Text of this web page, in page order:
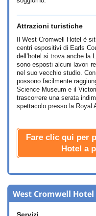
Attrazioni turistiche
Il West Cromwell Hotel è
centri espositivi di Earls
dell’hotel si trova anche la
sono esposti alcuni lavori
nel suo vecchio studio.
possono facilmente
Science Museum e il
trascorrere una serata
spettacolo presso la Royal
Fare clic qui per
Hotel a
West Cromwell